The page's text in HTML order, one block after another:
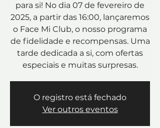
para si! No dia 07 de fevereiro de
2025, a partir das 16:00, lançaremos
o Face Mi Club, o nosso programa
de fidelidade e recompensas. Uma
tarde dedicada a si, com ofertas
especiais e muitas surpresas.
O registro está fechado
Ver outros eventos